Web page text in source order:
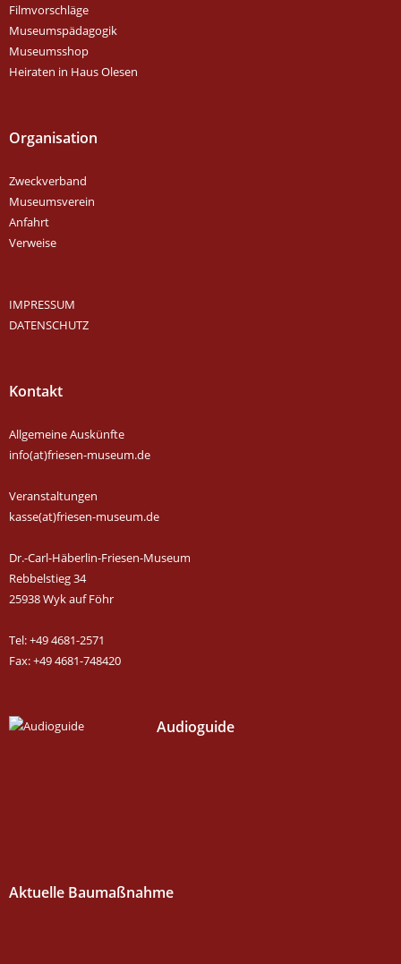
Filmvorschläge
Museumspädagogik
Museumsshop
Heiraten in Haus Olesen
Organisation
Zweckverband
Museumsverein
Anfahrt
Verweise
IMPRESSUM
DATENSCHUTZ
Kontakt
Allgemeine Auskünfte
info(at)friesen-museum.de
Veranstaltungen
kasse(at)friesen-museum.de
Dr.-Carl-Häberlin-Friesen-Museum
Rebbelstieg 34
25938 Wyk auf Föhr
Tel: +49 4681-2571
Fax: +49 4681-748420
Audioguide
Aktuelle Baumaßnahme